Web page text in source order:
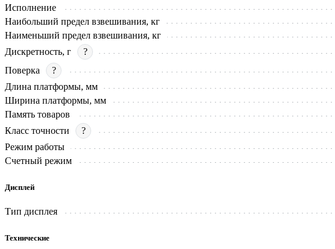
Исполнение
Наибольший предел взвешивания, кг
Наименьший предел взвешивания, кг
Дискретность, г
?
Поверка
?
Длина платформы, мм
Ширина платформы, мм
Память товаров
Класс точности
?
Режим работы
Счетный режим
Дисплей
Тип дисплея
Технические